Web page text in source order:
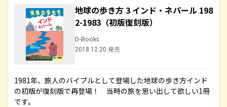
地球の歩き方 3 インド・ネパール 198
2-1983（初版復刻版）
D-Books
2018.12.20 発売
1981年、旅人のバイブルとして登場した地球の歩き方インド
の初版が復刻版で再登場！ 当時の旅を思い出して欲しい1冊
です。